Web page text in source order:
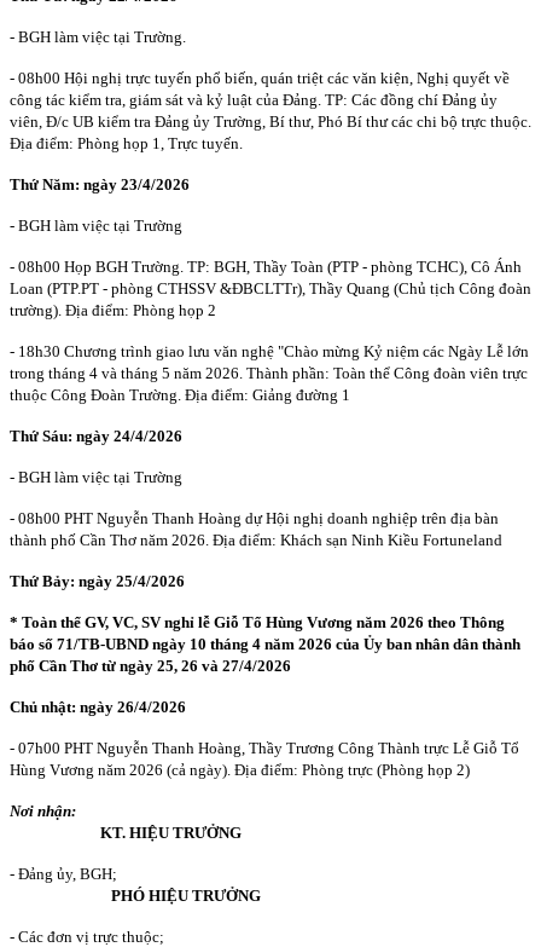
- BGH làm việc tại Trường.
- 08h00 Hội nghị trực tuyến phổ biến, quán triệt các văn kiện, Nghị quyết về
công tác kiểm tra, giám sát và kỷ luật của Đảng. TP: Các đồng chí Đảng ủy
viên, Đ/c UB kiểm tra Đảng ủy Trường, Bí thư, Phó Bí thư các chi bộ trực thuộc.
Địa điểm: Phòng họp 1, Trực tuyến.
Thứ Năm: ngày 23/4/2026
- BGH làm việc tại Trường
- 08h00 Họp BGH Trường. TP: BGH, Thầy Toàn (PTP - phòng TCHC), Cô Ánh
Loan (PTP.PT - phòng CTHSSV &ĐBCLTTr), Thầy Quang (Chủ tịch Công đoàn
trường). Địa điểm: Phòng họp 2
- 18h30 Chương trình giao lưu văn nghệ "Chào mừng Kỷ niệm các Ngày Lễ lớn
trong tháng 4 và tháng 5 năm 2026. Thành phần: Toàn thể Công đoàn viên trực
thuộc Công Đoàn Trường. Địa điểm: Giảng đường 1
Thứ Sáu: ngày 24/4/2026
- BGH làm việc tại Trường
- 08h00 PHT Nguyễn Thanh Hoàng dự Hội nghị doanh nghiệp trên địa bàn
thành phố Cần Thơ năm 2026. Địa điểm: Khách sạn Ninh Kiều Fortuneland
Thứ Bảy: ngày 25/4/2026
* Toàn thể GV, VC, SV nghỉ lễ Giỗ Tổ Hùng Vương năm 2026 theo Thông
báo số 71/TB-UBND ngày 10 tháng 4 năm 2026 của Ủy ban nhân dân thành
phố Cần Thơ từ ngày 25, 26 và 27/4/2026
Chủ nhật: ngày 26/4/2026
- 07h00 PHT Nguyễn Thanh Hoàng, Thầy Trương Công Thành trực Lễ Giỗ Tổ
Hùng Vương năm 2026 (cả ngày). Địa điểm: Phòng trực (Phòng họp 2)
Nơi nhận:
KT. HIỆU TRƯỞNG
- Đảng ủy, BGH;
PHÓ HIỆU TRƯỞNG
- Các đơn vị trực thuộc;